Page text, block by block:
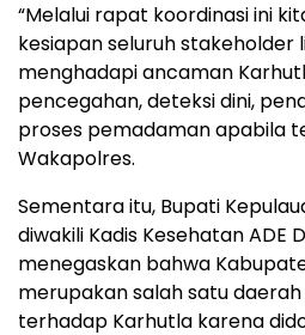
“Melalui rapat koordinasi ini
kesiapan seluruh
menghadapi ancaman
pencegahan, deteksi dini,
proses pemadaman apabila
Wakapolres.
Sementara itu, Bupati
diwakili Kadis Kesehatan ADE
menegaskan bahwa
merupakan salah satu
terhadap Karhutla karena